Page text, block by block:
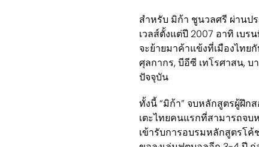
สำหรับ มิก้า ชูนวลศรี ผ่านป
เวลส์ตั้งแต่ปี 2007 อาทิ เบร
จะย้ายมาค้าแข้งที่เมืองไทย
ศุลกากร, บีอีซี เทโรศาสน,
ปัจจุบัน
ทั้งนี้ “มิก้า” จบหลักสูตรผู้ฝึก
เตะไทยคนแรกที่สามารถจบ
เข้ารับการอบรมหลักสูตรโค้